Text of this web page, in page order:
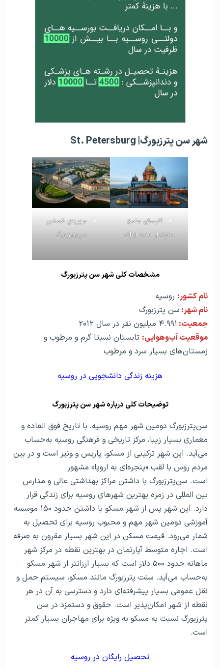
شهر سن پترزبورگ| St. Petersburg
کلیسای جامع
ستوندار سنت ایزاک
جزیره‌ی شمشیر
سن‌پترزبورگ
مشخصات کلی شهر سن پترزبورگ
نام کشور: روسیه
نام شهر: سن پترزبورگ
جمعیت: ۴.۹۹۱ میلیون نفر در سال ۲۰۱۲
موقعیت آب‌و‌هوایی: تابستان نسبتا گرم و مرطوب و
زمستان‌های بسیار سرد و مرطوب
هزینه‌ زندگی دانشجویی در روسیه
توضیحات کلی درباره شهر سن پترزبورگ
سن‌پترزبورگ دومین شهر مهم روسیه، با تاریخ فوق العاده و
معماری بسیار زیبا، مرکز تاریخی و فرهنگی روسیه به‌حساب
می‌آید. این شهر ترکیبی از مسکو، پاریس و ونیز است و در بین
مردم روس با لقب «پنجره‌ای به اروپا» مشهور
است. سن‌پترزبورگ با داشتن مراکز بهداشتی عالی و مدارس
بین المللی در زمره بهترین شهرهای روسیه برای زندگی قرار
دارد. این شهر پس از شهر مسکو با داشتن حدود ۱۵۰ موسسه
آموزشی دومین شهر مهم و محبوب روسیه برای تحصیل به
شمار می‌رود. قیمت مسکن در این شهر بسیار مقرون به صرفه
است. اجاره متوسط ​​آپارتمان در بهترین نقطه در مرکز شهر
ماهانه حدود ۵۰۰ دلار است که بسیار ارزانتر از شهر مسکو
به‌حساب می‌آید. سنت پترزبورگ مانند مسکو، سیستم حمل و
نقل عمومی بسیار پیشرفته‌ای دارد و دسترسی به آن در هر
نقطه از شهر امکان‌پذیر است. حقوق و دستمزد در سن
پترزبورگ نسبت به مسکو به ویژه برای مهاجران بسیار کمتر
است.
تحصیل رایگان در روسیه